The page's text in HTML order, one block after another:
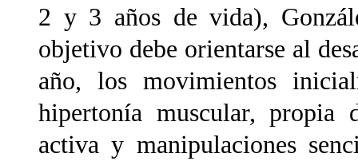
2 y 3 años de vida),
objetivo debe orientarse al
año, los movimientos
hipertonía muscular, propia
activa y manipulaciones